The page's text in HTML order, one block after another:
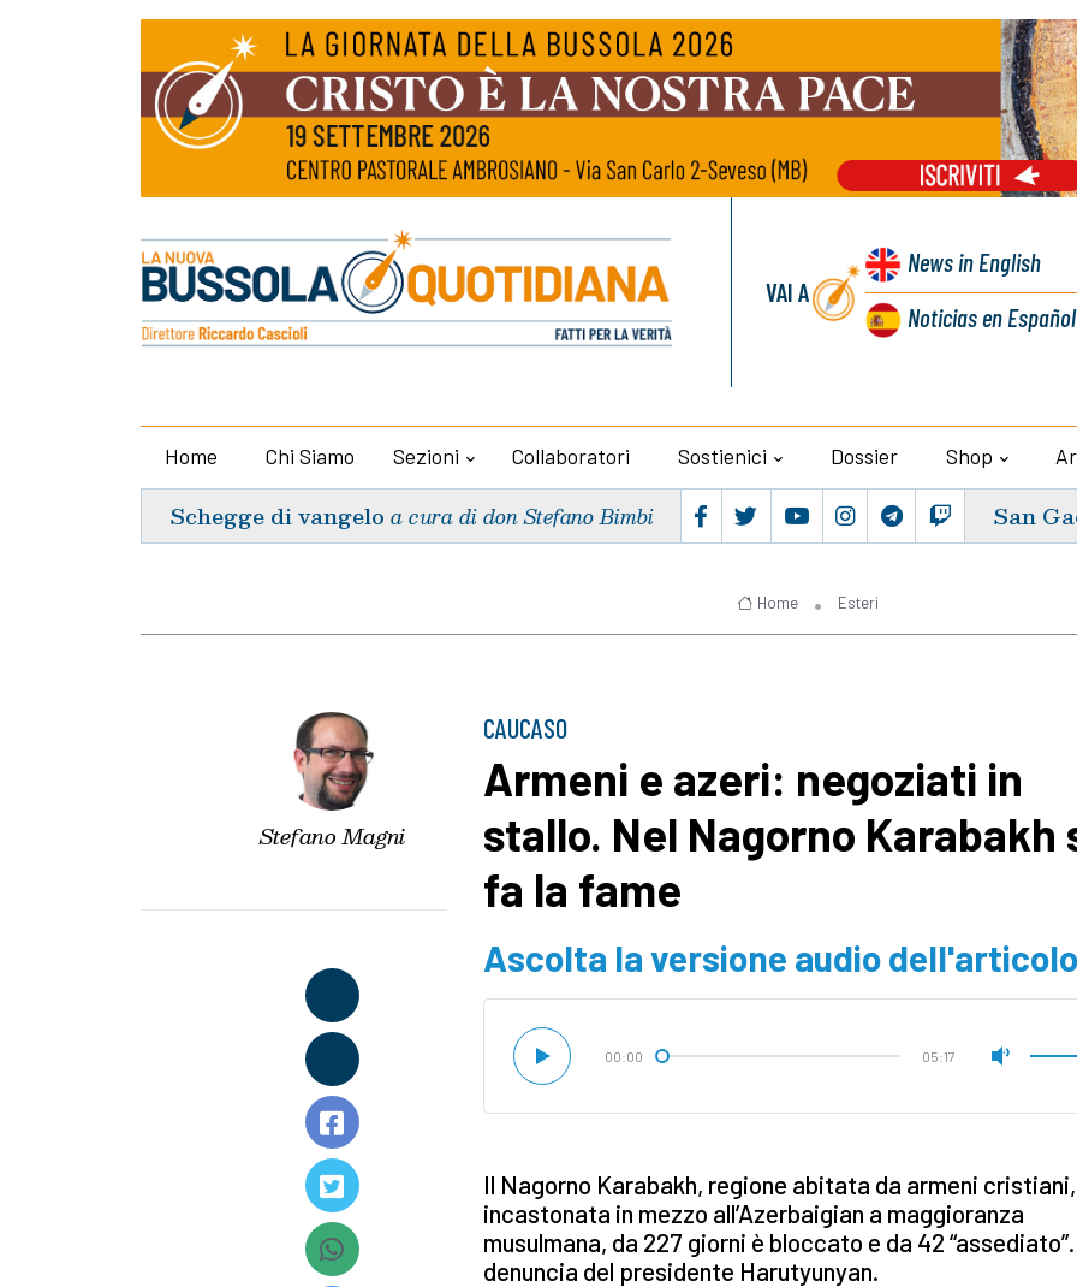
VAI A
Newsin English
Noticiasen Español
Home Chi Siamo Sezioni Collaboratori Sostienici Dossier Shop
Schegge di vangelo a cura di don Stefano Bimbi San
Home Esteri
Stefano Magni
CAUCASO
Armeni e azeri: negoziati in
stallo. Nel Nagorno Karabakh
fa la fame
Ascolta la versione audio dell'articolo
00:00 05:17
Il Nagorno Karabakh, regione abitata da armeni cristiani,
incastonata in mezzo all’Azerbaigian a maggioranza
musulmana, da 227 giorni è bloccato e da 42
denuncia del presidente Harutyunyan.